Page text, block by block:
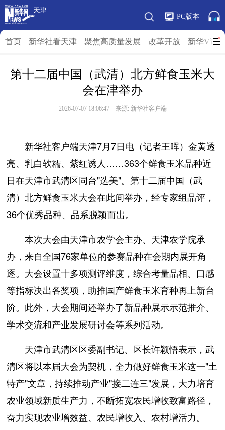
PC版本
首页 新华社看天津 聚焦高质量发展 改革开放 新华V访
第十二届中国（武清）北方鲜食玉米大
会在津举办
2026-07-07 18:06:47 来源: 新华社客户端
新华社客户端天津7月7日电（记者王晖）金黄透
亮、乳白软糯、紫红诱人……363个鲜食玉米品种近
日在天津市武清区同台"选美"。第十二届中国（武
清）北方鲜食玉米大会在此间举办，经专家组品评，
36个优秀品种、品系脱颖而出。
本次大会由天津市农学会主办、天津农学院承
办，来自全国76家单位的参赛品种在会期内展开角
逐。大会设置十多项测评维度，综合考量品相、口感
等指标决出各奖项，助推国产鲜食玉米育种再上新台
阶。此外，大会期间还举办了新品种展示示范推介、
学术交流和产业发展研讨会等系列活动。
天津市武清区区委副书记、区长许颖悟表示，武
清区将以本届大会为契机，全力做好鲜食玉米这一"土
特产"文章，持续推动产业"接二连三"发展，大力培育
农业领域新质生产力，不断拓宽农民增收致富路径，
奋力实现农业增效益、农民增收入、农村增活力。